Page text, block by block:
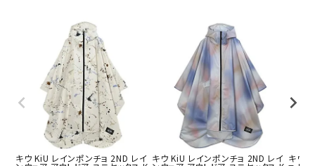
キウ KiU レインポンチョ 2ND レイ キウ KiU レインポンチョ 2ND レイ キウ